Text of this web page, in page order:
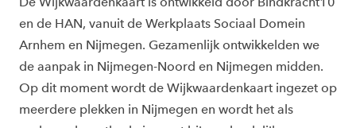
en de HAN, vanuit de Werkplaats Sociaal Domein
Arnhem en Nijmegen. Gezamenlijk ontwikkelden we
de aanpak in Nijmegen-Noord en Nijmegen midden.
Op dit moment wordt de Wijkwaardenkaart ingezet op
meerdere plekken in Nijmegen en wordt het als